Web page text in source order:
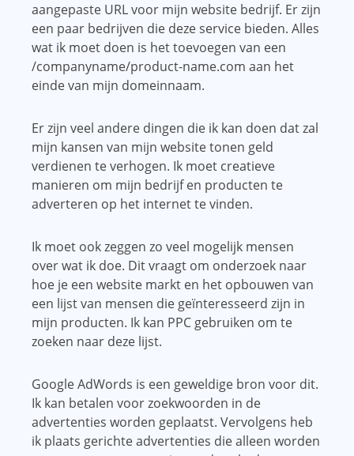
aangepaste URL voor mijn website bedrijf. Er zijn
een paar bedrijven die deze service bieden. Alles
wat ik moet doen is het toevoegen van een
/companyname/product-name.com aan het
einde van mijn domeinnaam.
Er zijn veel andere dingen die ik kan doen dat zal
mijn kansen van mijn website tonen geld
verdienen te verhogen. Ik moet creatieve
manieren om mijn bedrijf en producten te
adverteren op het internet te vinden.
Ik moet ook zeggen zo veel mogelijk mensen
over wat ik doe. Dit vraagt ​​om onderzoek naar
hoe je een website markt en het opbouwen van
een lijst van mensen die geïnteresseerd zijn in
mijn producten. Ik kan PPC gebruiken om te
zoeken naar deze lijst.
Google AdWords is een geweldige bron voor dit.
Ik kan betalen voor zoekwoorden in de
advertenties worden geplaatst. Vervolgens heb
ik plaats gerichte advertenties die alleen worden